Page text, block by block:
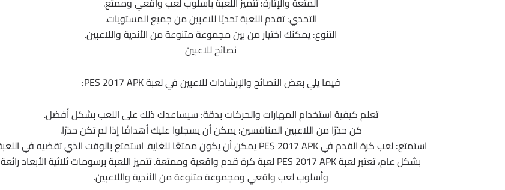
التحدي: تقدم اللعبة تحديًا للاعبين من جميع المستويات.
التنوع: يمكنك اختيار من بين مجموعة متنوعة من الأندية واللاعبين.
نصائح للاعبين
فيما يلي بعض النصائح والإرشادات للاعبين في لعبة PES 2017 APK:
تعلم كيفية استخدام المهارات والحركات بدقة: سيساعدك ذلك على اللعب بشكل أفضل.
كن حذرًا من اللاعبين المنافسين: يمكن أن يسجلوا عليك أهدافًا إذا لم تكن حذرًا.
استمتع: لعب كرة القدم في PES 2017 APK يمكن أن يكون ممتعًا للغاية. استمتع بالوقت الذي تقضيه في اللعبة.
بشكل عام، تعتبر لعبة PES 2017 APK لعبة كرة قدم واقعية وممتعة. تتميز اللعبة برسومات ثلاثية الأبعاد رائعة
وأسلوب لعب واقعي ومجموعة متنوعة من الأندية واللاعبين.